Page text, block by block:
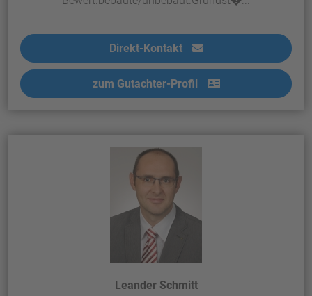
Direkt-Kontakt
zum Gutachter-Profil
Leander Schmitt